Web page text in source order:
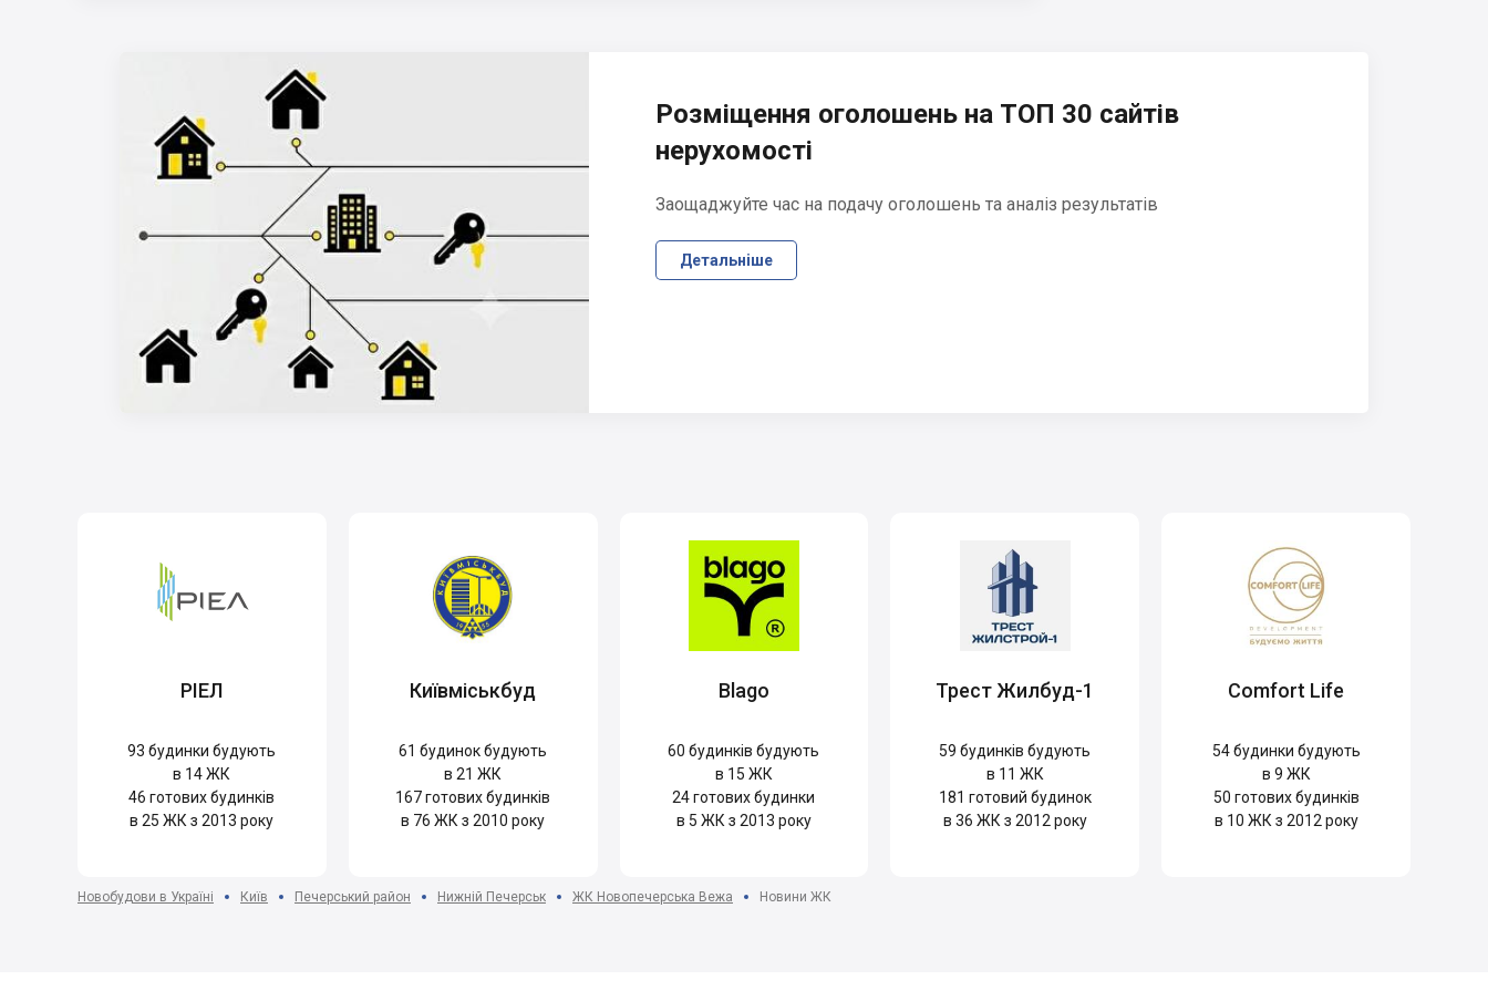
Розміщення оголошень на ТОП 30 сайтів
нерухомості
Заощаджуйте час на подачу оголошень та аналіз результатів
Детальніше
РІЕЛ
93 будинки будують
в 14 ЖК
46 готових будинків
в 25 ЖК з 2013 року
Київміськбуд
61 будинок будують
в 21 ЖК
167готових будинків
в 76 ЖК з 2010 року
Blago
60 будинків будують
в 15 ЖК
24готових будинки
в 5 ЖК з 2013 року
Трест Жилбуд-1
59 будинків будують
в 11 ЖК
181 готовий будинок
в 36 ЖК з 2012 року
Comfort Life
54будинки будують
в 9 ЖК
50 готових будинків
в 10 ЖК з 2012 року
Новобудови в Україні Київ Печерський район Нижній Печерськ ЖК Новопечерська Вежа Новини ЖК